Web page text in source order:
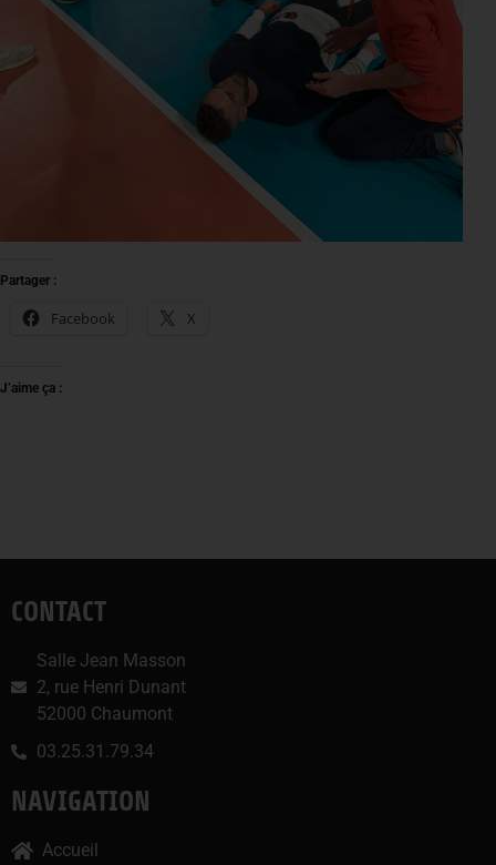
Partager :
Facebook X
J’aime ça :
CONTACT
Salle Jean Masson
2, rue Henri Dunant
52000 Chaumont
03.25.31.79.34
NAVIGATION
Accueil